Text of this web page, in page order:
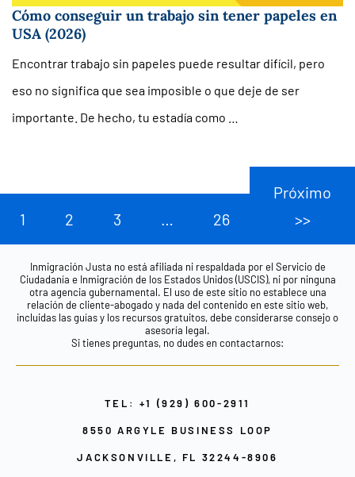
Cómo conseguir un trabajo sin tener papeles en
USA (2026)
Encontrar trabajo sin papeles puede resultar difícil, pero
eso no significa que sea imposible o que deje de ser
importante. De hecho, tu estadía como …
1 2 3 26
Próximo
>>
Inmigración Justa no está afiliada ni respaldada por el Servicio de
Ciudadanía e Inmigración de los Estados Unidos (USCIS), ni por ninguna
otra agencia gubernamental. El uso de este sitio no establece una
relación de cliente-abogado y nada del contenido en este sitio web,
incluidas las guías y los recursos gratuitos, debe considerarse consejo o
asesoría legal.
Si tienes preguntas, no dudes en contactarnos:
TEL: +1 (929) 600-2911
8550 ARGYLE BUSINESS LOOP
JACKSONVILLE, FL 32244-8906